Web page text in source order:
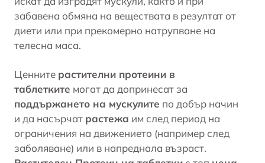
забавена обмяна на веществата в резултат от
диети или при прекомерно натрупване на
телесна маса.
Ценните растителни протеини в
таблетките могат да допринесат за
поддържането на мускулите по добър начин
и да насърчат растежа им след период на
ограничения на движението (например след
заболяване) или в напреднала възраст.